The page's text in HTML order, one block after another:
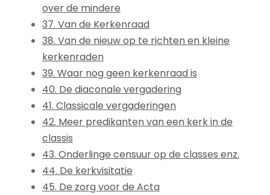
over de mindere
37. Van de Kerkenraad
38. Van de nieuw op te richten en kleine
kerkenraden
39. Waar nog geen kerkenraad is
40. De diaconale vergadering
41. Classicale vergaderingen
42. Meer predikanten van een kerk in de
classis
43. Onderlinge censuur op de classes enz.
44. De kerkvisitatie
45. De zorg voor de Acta